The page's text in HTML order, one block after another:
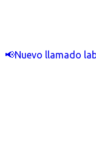
📢Nuevo llamado